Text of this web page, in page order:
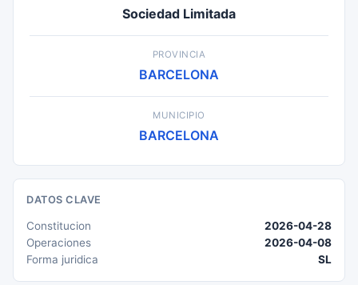
Sociedad Limitada
PROVINCIA
BARCELONA
MUNICIPIO
BARCELONA
DATOS CLAVE
Constitucion
2026-04-28
Operaciones
2026-04-08
Forma juridica
SL